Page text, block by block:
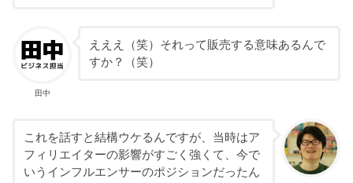
田中
えええ（笑）それって販売する意味あるんで
すか？（笑）
これを話すと結構ウケるんですが、当時はア
フィリエイターの影響がすごく強くて、今で
いうインフルエンサーのポジションだったん